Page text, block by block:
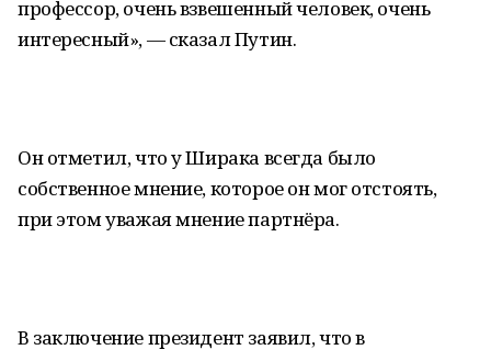
профессор, очень взвешенный человек, очень
интересный», — сказал Путин.
Он отметил, что у Ширака всегда было
собственное мнение, которое он мог отстоять,
при этом уважая мнение партнёра.
В заключение президент заявил, что в